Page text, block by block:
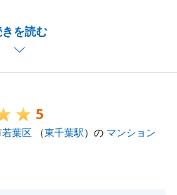
きを読む
ることがございましたらお気
ませ。
閉じる
5
葉区 （東千葉駅）の マンション